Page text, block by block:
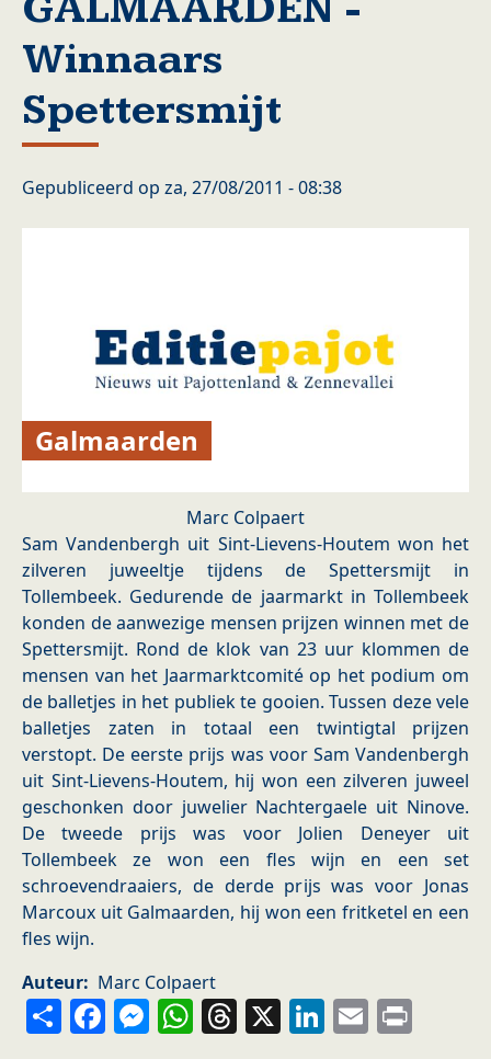
Winnaars
Spettersmijt
Gepubliceerd op za, 27/08/2011 - 08:38
Galmaarden
Marc Colpaert
Sam Vandenbergh uit Sint-Lievens-Houtem won het
zilveren juweeltje tijdens de Spettersmijt in
Tollembeek. Gedurende de jaarmarkt in Tollembeek
konden de aanwezige mensen prijzen winnen met de
Spettersmijt. Rond de klok van 23 uur klommen de
mensen van het Jaarmarktcomité op het podium om
de balletjes in het publiek te gooien. Tussen deze vele
balletjes zaten in totaal een twintigtal prijzen
verstopt. De eerste prijs was voor Sam Vandenbergh
uit Sint-Lievens-Houtem, hij won een zilveren juweel
geschonken door juwelier Nachtergaele uit Ninove.
De tweede prijs was voor Jolien Deneyer uit
Tollembeek ze won een fles wijn en een set
schroevendraaiers, de derde prijs was voor Jonas
Marcoux uit Galmaarden, hij won een fritketel en een
fles wijn.
Auteur
Marc Colpaert
ShareFacebook
Messenger
WhatsApp
Threads
X LinkedIn
Email